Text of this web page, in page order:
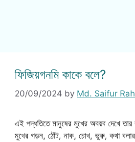
ফিজিয়গনমি কাকে বলে?
20/09/2024 by Md. Saifur
এই পদ্ধতিতে মানুষের মুখের অবয়ব দেখে তার
মুখের গড়ন, ঠোঁট, নাক, চোখ, ভুরু, কথা বলার